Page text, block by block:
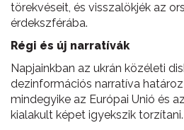
törekvéseit, és visszalökjék az
érdekszférába.
Régi és új narratívák
Napjainkban az ukrán közéleti
dezinformációs narratíva
mindegyike az Európai Unió és
kialakult képet igyekszik torzítani.